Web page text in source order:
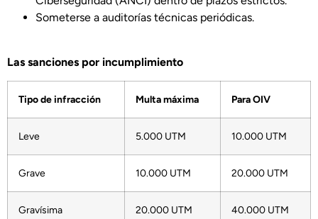
Someterse a auditorías técnicas periódicas.
Las sanciones por incumplimiento
Tipo de infracción Multa máxima Para OIV
Leve 5.000 UTM 10.000 UTM
Grave 10.000 UTM 20.000 UTM
Gravísima 20.000 UTM 40.000 UTM